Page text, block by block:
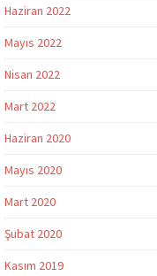
Haziran 2022
Mayıs 2022
Nisan 2022
Mart 2022
Haziran 2020
Mayıs 2020
Mart 2020
Şubat 2020
Kasım 2019